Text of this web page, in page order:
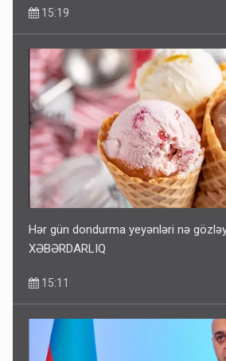
15:19
Hər gün dondurma yeyənləri nə
XƏBƏRDARLIQ
15:11